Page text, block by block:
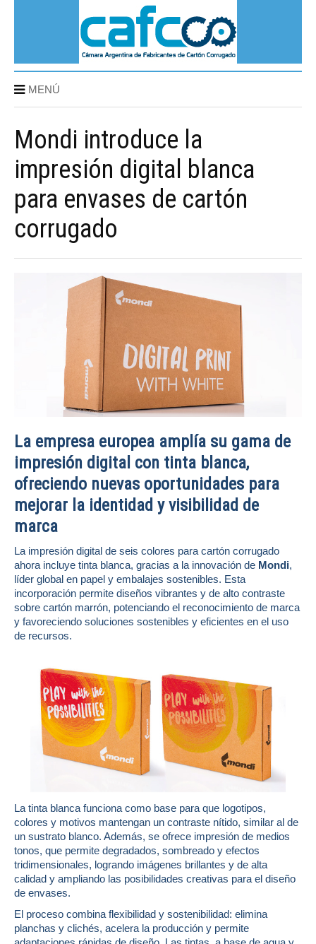
MENÚ
Mondi introduce la
impresión digital blanca
para envases de cartón
corrugado
La empresa europea amplía su gama de
impresión digital con tinta blanca,
ofreciendo nuevas oportunidades para
mejorar la identidad y visibilidad de
marca
La impresión digital de seis colores para cartón corrugado
ahora incluye tinta blanca, gracias a la innovación de Mondi,
líder global en papel y embalajes sostenibles. Esta
incorporación permite diseños vibrantes y de alto contraste
sobre cartón marrón, potenciando el reconocimiento de marca
y favoreciendo soluciones sostenibles y eficientes en el uso
de recursos.
La tinta blanca funciona como base para que logotipos,
colores y motivos mantengan un contraste nítido, similar al de
un sustrato blanco. Además, se ofrece impresión de medios
tonos, que permite degradados, sombreado y efectos
tridimensionales, logrando imágenes brillantes y de alta
calidad y ampliando las posibilidades creativas para el diseño
de envases.
El proceso combina flexibilidad y sostenibilidad: elimina
planchas y clichés, acelera la producción y permite